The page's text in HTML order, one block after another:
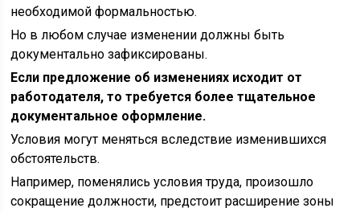
необходимой формальностью.
Но в любом случае изменении должны быть
документально зафиксированы.
Если предложение об изменениях исходит от
работодателя, то требуется более тщательное
документальное оформление.
Условия могут меняться вследствие изменившихся
обстоятельств.
Например, поменялись условия труда, произошло
сокращение должности, предстоит расширение зоны